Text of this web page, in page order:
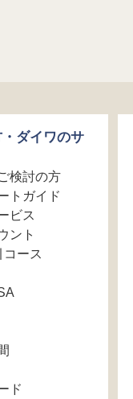
ダイワのサ
検討の方
トガイド
ビス
ント
コース
ド